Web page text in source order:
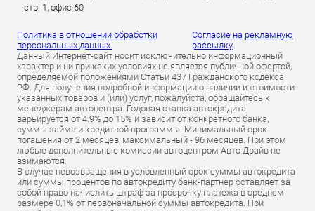
стр. 1, офис 60
Политика в отношении обработки
персональных данных.
Согласие на рекламную
рассылку
Данный Интернет-сайт носит исключительно информационный
характер и ни при каких условиях не является публичной офертой,
определяемой положениями Статьи 437 Гражданского кодекса
РФ. Для получения подробной информации о наличии и стоимости
указанных товаров и (или) услуг, пожалуйста, обращайтесь к
менеджерам автоцентра. Годовая ставка автокредита
варьируется от 4.9% до 15% и зависит от конкретного банка,
суммы займа и кредитной программы. Минимальный срок
погашения от 2 месяцев, максимальный - 96 месяцев. При этом
любые дополнительные комиссии автоцентром Авто Драйв не
взимаются.
В случае невозвращения в условленный срок суммы автокредита
или суммы процентов по автокредиту банк-партнер оставляет за
собой право начислить штраф за просрочку платежа в среднем
размере 0,1% от первоначальной суммы автокредита. При